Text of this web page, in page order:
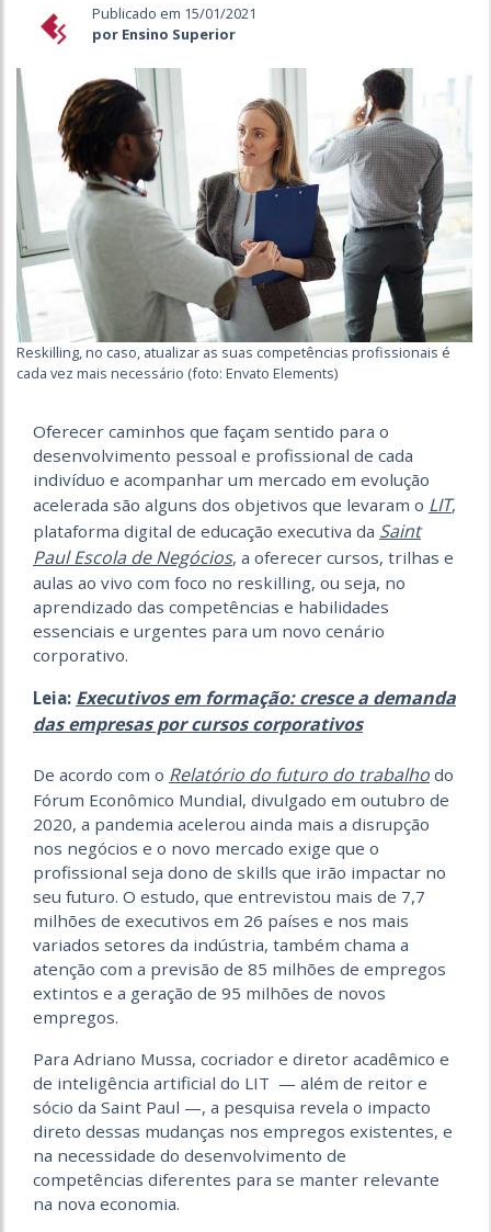
Publicado em 15/01/2021
por Ensino Superior
Reskilling, no caso, atualizar as suas competências profissionais é
cada vez mais necessário (foto: Envato Elements)
Oferecer caminhos que façam sentido para o
desenvolvimento pessoal e profissional de cada
indivíduo e acompanhar um mercado em evolução
acelerada são alguns dos objetivos que levaram o LIT,
plataforma digital de educação executiva da Saint
Paul Escola de Negócios, a oferecer cursos, trilhas e
aulas ao vivo com foco no reskilling, ou seja, no
aprendizado das competências e habilidades
essenciais e urgentes para um novo cenário
corporativo.
Leia: Executivos em formação: cresce a demanda
das empresas por cursos corporativos
De acordo com o Relatório do futuro do trabalho do
Fórum Econômico Mundial, divulgado em outubro de
2020, a pandemia acelerou ainda mais a disrupção
nos negócios e o novo mercado exige que o
profissional seja dono de skills que irão impactar no
seu futuro. O estudo, que entrevistou mais de 7,7
milhões de executivos em 26 países e nos mais
variados setores da indústria, também chama a
atenção com a previsão de 85 milhões de empregos
extintos e a geração de 95 milhões de novos
empregos.
Para Adriano Mussa, cocriador e diretor acadêmico e
de inteligência artificial do LIT — além de reitor e
sócio da Saint Paul —, a pesquisa revela o impacto
direto dessas mudanças nos empregos existentes, e
na necessidade do desenvolvimento de
competências diferentes para se manter relevante
na nova economia.